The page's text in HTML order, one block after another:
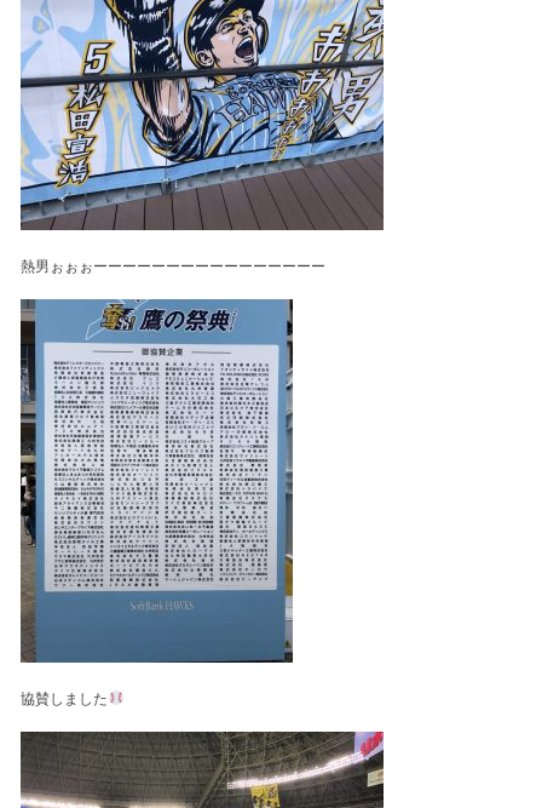
熱男ぉぉぉーーーーーーーーーーーーーーーー
協賛しました